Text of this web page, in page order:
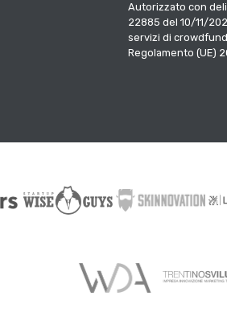
Autorizzato con
22885 del 10/11/
servizi di
Regolamento (UE)